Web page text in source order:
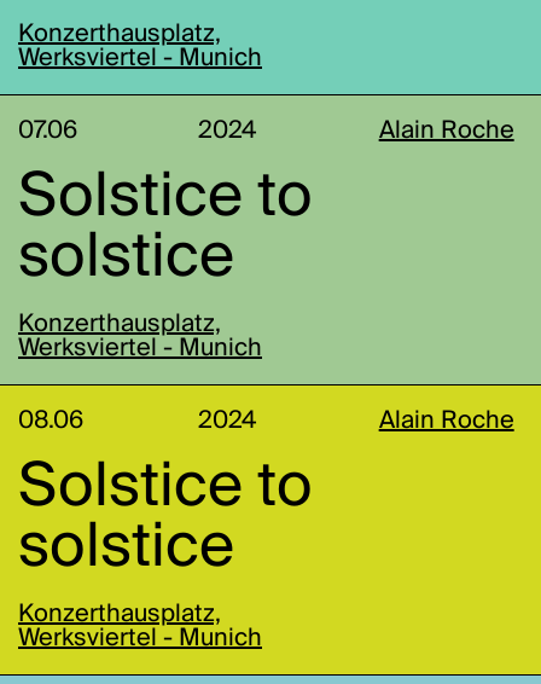
Konzerthausplatz,
Werksviertel - Munich
07.06 2024 Alain Roche
Solstice to
solstice
Konzerthausplatz,
Werksviertel - Munich
08.06 2024 Alain Roche
Solstice to
solstice
Konzerthausplatz,
Werksviertel - Munich